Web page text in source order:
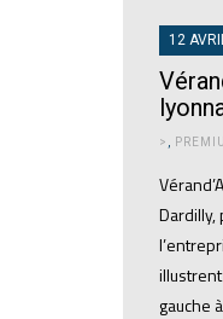
12
>
Dardilly,
gauche